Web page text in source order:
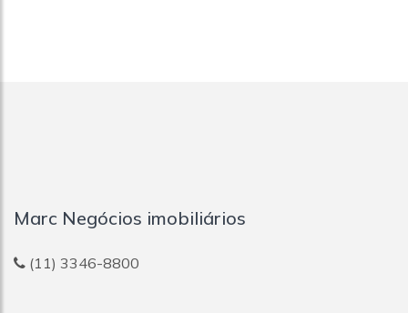
Marc Negócios imobiliários
(11) 3346-8800